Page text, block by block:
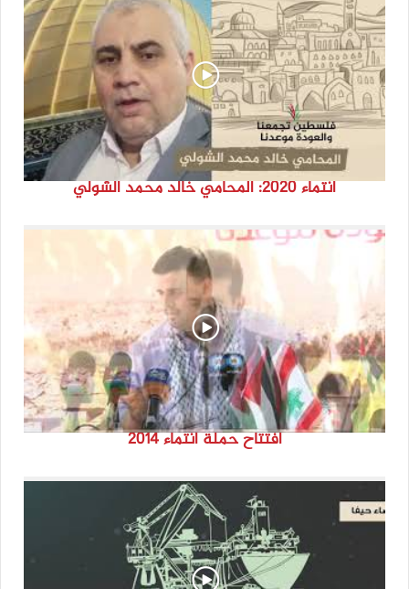
انتماء 2020: المحامي خالد محمد الشولي
افتتاح حملة انتماء 2014